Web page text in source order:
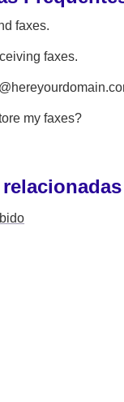
faxes.
faxes.
my faxes?